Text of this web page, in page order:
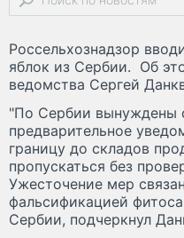
Россельхознадзор
яблок из Сербии. Об
ведомства Сергей
"По Сербии вынуждены
предварительное
границу до складов
пропускаться без
Ужесточение мер
фальсификацией
Сербии, подчеркнул